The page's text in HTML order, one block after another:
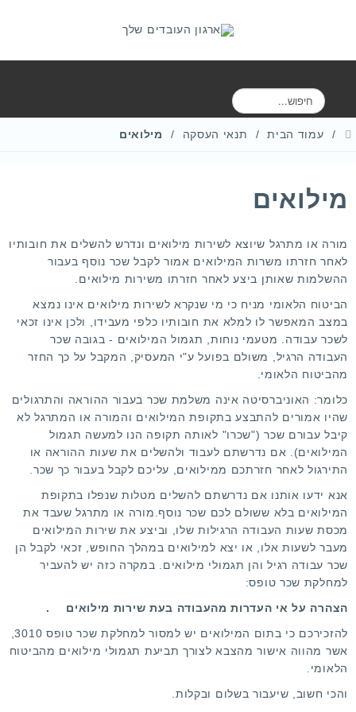
ח
י
עמוד הבית תנאי העסקה מילואים
מילואים
מורה או מתרגל שיוצא לשירות מילואים ונדרש להשלים את חובותיו
לאחר חזרתו משרות המילואים אמור לקבל שכר נוסף בעבור
ההשלמות שאותן ביצע לאחר חזרתו משירות מילואים.
הביטוח הלאומי מניח כי מי שנקרא לשירות מילואים אינו נמצא
במצב המאפשר לו למלא את חובותיו כלפי מעבידו, ולכן אינו זכאי
לשכר עבודה. מטעמי נוחות, תגמול המילואים - בגובה שכר
העבודה הרגיל, משולם בפועל ע"י המעסיק, המקבל על כך החזר
מהביטוח הלאומי.
כלומר: האוניברסיטה אינה משלמת שכר בעבור ההוראה והתרגולים
שהיו אמורים להתבצע בתקופת המילואים והמורה או המתרגל לא
קיבל עבורם שכר ("שכרו" לאותה תקופה הנו למעשה תגמול
המילואים). אם נדרשתם לעבוד ולהשלים את שעות ההוראה או
התירגול לאחר חזרתכם ממילואים, עליכם לקבל בעבור כך שכר.
אנא ידעו אותנו אם נדרשתם להשלים מטלות שנפלו בתקופת
המילואים בלא ששולם לכם שכר נוסף.מורה או מתרגל שעבד את
מכסת שעות העבודה הרגילות שלו, וביצע את שירות המילואים
מעבר לשעות אלו, או יצא למילואים במהלך החופש, זכאי לקבל הן
שכר עבודה רגיל והן תגמולי מילואים. במקרה כזה יש להעביר
למחלקת שכר טופס:
הצהרה על אי העדרות מהעבודה בעת שירות מילואים
.
להזכירכם כי בתום המילואים יש למסור למחלקת שכר טופס 3010,
אשר מהווה אישור מהצבא לצורך תביעת תגמולי מילואים מהביטוח
הלאומי.
והכי חשוב, שיעבור בשלום ובקלות.